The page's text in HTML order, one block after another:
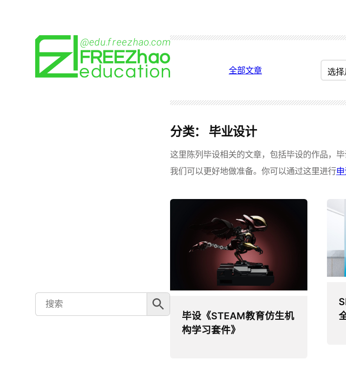
Search
for:
搜索按钮
全部文章
归
档
分类： 毕业设计
这里陈列毕设相关的文章，包括毕设的作品，
我们可以更好地做准备。你可以通过这里进行
毕设《STEAM教育仿生机
构学习套件》